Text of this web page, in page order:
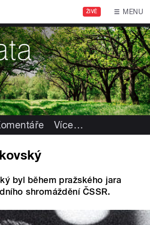
ŽIVĚ MENU
Více…
byl během pražského jara
shromáždění ČSSR.